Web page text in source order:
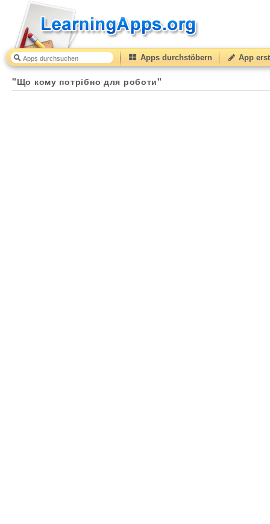
Apps durchstöbern App
"Що кому потрібно для роботи"